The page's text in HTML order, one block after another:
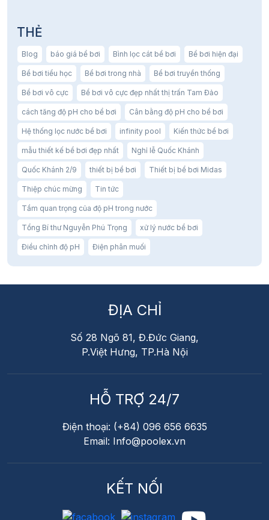
THẺ
Blog báo giá bể bơi Bình lọc cát bể bơi Bể bơi hiện đại
Bể bơi tiểu học Bể bơi trong nhà Bể bơi truyền thống
Bể bơi vô cực Bể bơi vô cực đẹp nhất thị trấn Tam Đảo
cách tăng độ pH cho bể bơi Cân bằng độ pH cho bể bơi
Hệ thống lọc nước bể bơi infinity pool Kiến thức bể bơi
mẫu thiết kế bể bơi đẹp nhất Nghỉ lễ Quốc Khánh
Quốc Khánh 2/9 thiết bị bể bơi Thiết bị bể bơi Midas
Thiệp chúc mừng Tin tức
Tầm quan trọng của độ pH trong nước
Tổng Bí thư Nguyễn Phú Trọng xử lý nước bể bơi
Điều chỉnh độ pH Điện phân muối
ĐỊA CHỈ
Số 28 Ngõ 81, Đ.Đức Giang,
P.Việt Hưng, TP.Hà Nội
KẾT NỐI
HỖ TRỢ 24/7
Điện thoại: (+84) 096 656 6635
Email: Info@poolex.vn